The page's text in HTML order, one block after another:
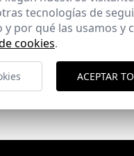
tecnologías de
por qué las usamos y
cookies.
ACEPTAR